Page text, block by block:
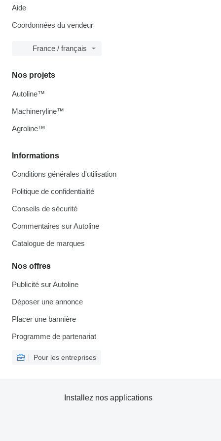
Aide
Coordonnées du vendeur
France / français
Informations
Conditions générales d'utilisation
Politique de confidentialité
Conseils de sécurité
Commentaires sur Autoline
Catalogue de marques
Nos offres
Publicité sur Autoline
Déposer une annonce
Placer une bannière
Programme de partenariat
Pour les entreprises
Nos projets
Autoline™
Machineryline™
Agroline™
Installez nos applications